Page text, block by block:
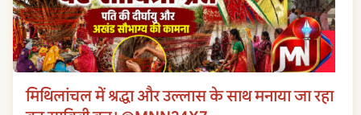
मिथिलांचल में श्रद्धा और उल्लास के साथ मनाया जा रहा